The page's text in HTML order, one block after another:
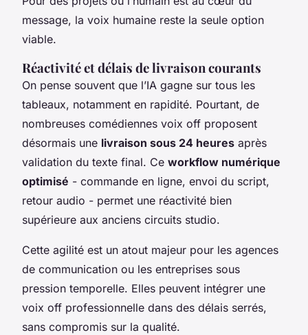
message, la voix humaine reste la seule option
viable.
Réactivité et délais de livraison courants
On pense souvent que l’IA gagne sur tous les
tableaux, notamment en rapidité. Pourtant, de
nombreuses comédiennes voix off proposent
désormais une livraison sous 24 heures après
validation du texte final. Ce workflow numérique
optimisé - commande en ligne, envoi du script,
retour audio - permet une réactivité bien
supérieure aux anciens circuits studio.
Cette agilité est un atout majeur pour les agences
de communication ou les entreprises sous
pression temporelle. Elles peuvent intégrer une
voix off professionnelle dans des délais serrés,
sans compromis sur la qualité.